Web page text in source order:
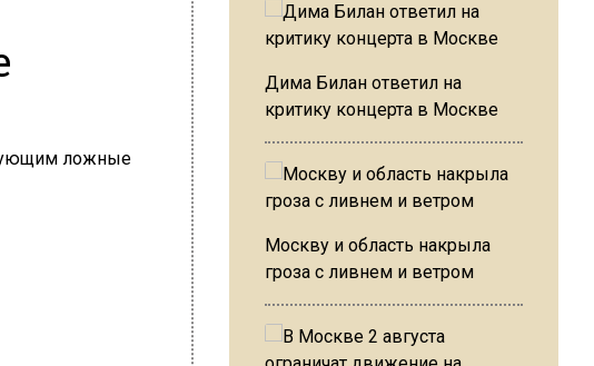
Дима Билан ответил на
критику концерта в Москве
Москву и область накрыла
гроза с ливнем и ветром